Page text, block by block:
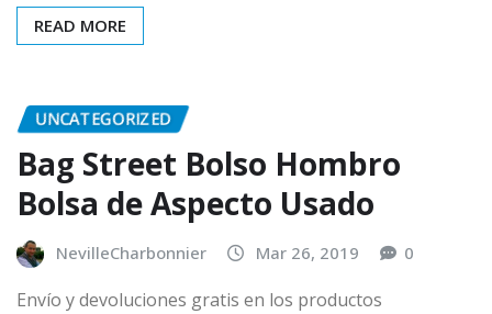
READ MORE
UNCATEGORIZED
Bag Street Bolso Hombro
Bolsa de Aspecto Usado
NevilleCharbonnier Mar 26, 2019 0
Envío y devoluciones gratis en los productos